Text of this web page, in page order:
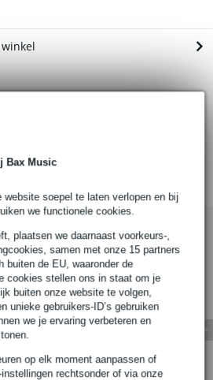
Bax Music
website soepel te laten verlopen en bij
we functionele cookies.
plaatsen we daarnaast voorkeurs-,
samen met onze 15 partners
buiten de EU, waaronder de
cookies stellen ons in staat om je
buiten onze website te volgen,
unieke gebruikers-ID’s gebruiken
we je ervaring verbeteren en
op elk moment aanpassen of
rechtsonder of via onze
met interval van 50 cm